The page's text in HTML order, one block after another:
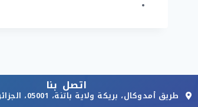
اتصل بنا
طريق أمدوكال، بريكة ولاية باتنة، 05001، الجزائر